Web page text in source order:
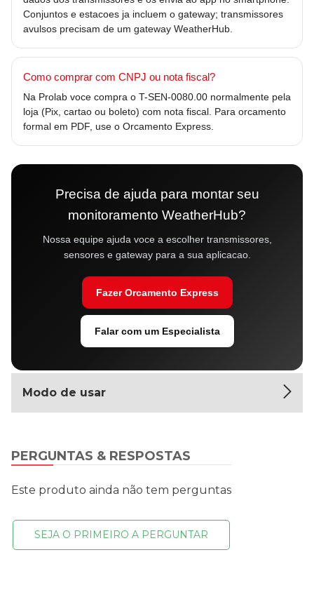
Conjuntos e estacoes ja incluem o gateway; transmissores
avulsos precisam de um gateway WeatherHub.
Como comprar com CNPJ ou nota fiscal?
Na Prolab voce compra o T-SEN-0080.00 normalmente pela
loja (Pix, cartao ou boleto) com nota fiscal. Para orcamento
formal em PDF, use o Orcamento Express.
Precisa de ajuda para montar seu
monitoramento WeatherHub?
Nossa equipe ajuda voce a escolher transmissores,
sensores e gateway para a sua aplicacao.
Fazer Orcamento Express
Falar com um Especialista
Modo de usar
PERGUNTAS & RESPOSTAS
Este produto ainda não tem perguntas
SEJA O PRIMEIRO A PERGUNTAR